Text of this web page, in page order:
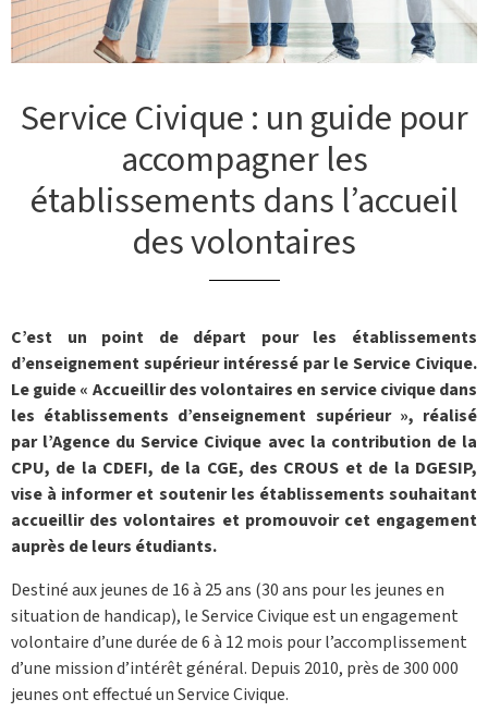
Service Civique : un guide pour
accompagner les
établissements dans l’accueil
des volontaires
C’est un point de départ pour les établissements
d’enseignement supérieur intéressé par le Service Civique.
Le guide « Accueillir des volontaires en service civique dans
les établissements d’enseignement supérieur », réalisé
par l’Agence du Service Civique avec la contribution de la
CPU, de la CDEFI, de la CGE, des CROUS et de la DGESIP,
vise à informer et soutenir les établissements souhaitant
accueillir des volontaires et promouvoir cet engagement
auprès de leurs étudiants.
Destiné aux jeunes de 16 à 25 ans (30 ans pour les jeunes en
situation de handicap), le Service Civique est un engagement
volontaire d’une durée de 6 à 12 mois pour l’accomplissement
d’une mission d’intérêt général. Depuis 2010, près de 300 000
jeunes ont effectué un Service Civique.